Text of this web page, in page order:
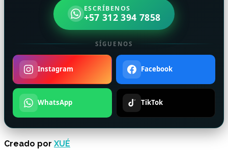
ESCRÍBENOS
+57 312 394 7858
SÍGUENOS
Instagram Facebook
WhatsApp TikTok
Creado por XUÉ